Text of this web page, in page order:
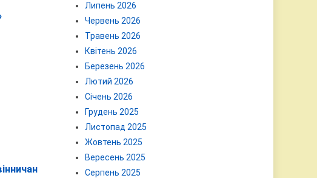
Липень 2026
Червень 2026
Травень 2026
Квітень 2026
Березень 2026
Лютий 2026
Січень 2026
Грудень 2025
Листопад 2025
Жовтень 2025
Вересень 2025
Серпень 2025